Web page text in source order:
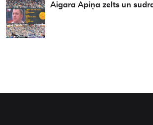
Aigara Apiņa zelts un